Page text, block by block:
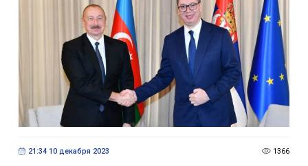
21:34 10 декабря 2023 1366